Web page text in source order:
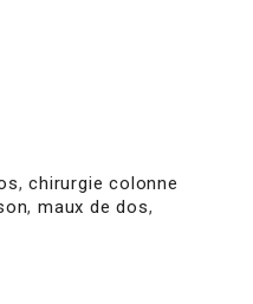
,chirurgie colonne
,maux de dos,